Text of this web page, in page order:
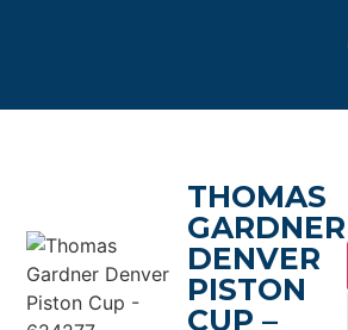
THOMAS
GARDNER
DENVER
PISTON
CUP –